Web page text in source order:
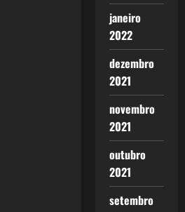
janeiro
2022
dezembro
2021
novembro
2021
outubro
2021
setembro